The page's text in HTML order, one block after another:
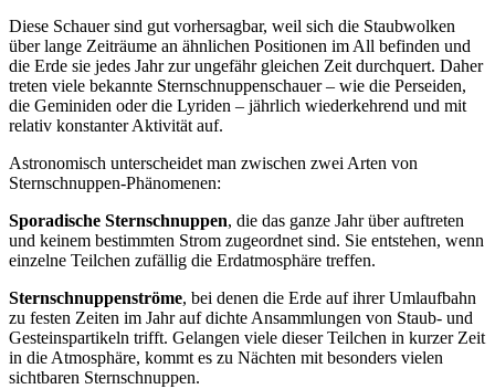
Diese Schauer sind gut vorhersagbar, weil sich die Staubwolken
über lange Zeiträume an ähnlichen Positionen im All befinden und
die Erde sie jedes Jahr zur ungefähr gleichen Zeit durchquert. Daher
treten viele bekannte Sternschnuppenschauer – wie die Perseiden,
die Geminiden oder die Lyriden – jährlich wiederkehrend und mit
relativ konstanter Aktivität auf.
Astronomisch unterscheidet man zwischen zwei Arten von
Sternschnuppen-Phänomenen:
Sporadische Sternschnuppen, die das ganze Jahr über auftreten
und keinem bestimmten Strom zugeordnet sind. Sie entstehen, wenn
einzelne Teilchen zufällig die Erdatmosphäre treffen.
Sternschnuppenströme, bei denen die Erde auf ihrer Umlaufbahn
zu festen Zeiten im Jahr auf dichte Ansammlungen von Staub- und
Gesteinspartikeln trifft. Gelangen viele dieser Teilchen in kurzer Zeit
in die Atmosphäre, kommt es zu Nächten mit besonders vielen
sichtbaren Sternschnuppen.